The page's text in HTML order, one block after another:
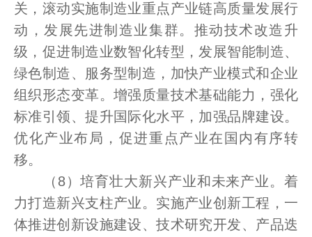
关，滚动实施制造业重点产业链高质量发展行
动，发展先进制造业集群。推动技术改造升
级，促进制造业数智化转型，发展智能制造、
绿色制造、服务型制造，加快产业模式和企业
组织形态变革。增强质量技术基础能力，强化
标准引领、提升国际化水平，加强品牌建设。
优化产业布局，促进重点产业在国内有序转
移。
（8）培育壮大新兴产业和未来产业。着
力打造新兴支柱产业。实施产业创新工程，一
体推进创新设施建设、技术研究开发、产品迭